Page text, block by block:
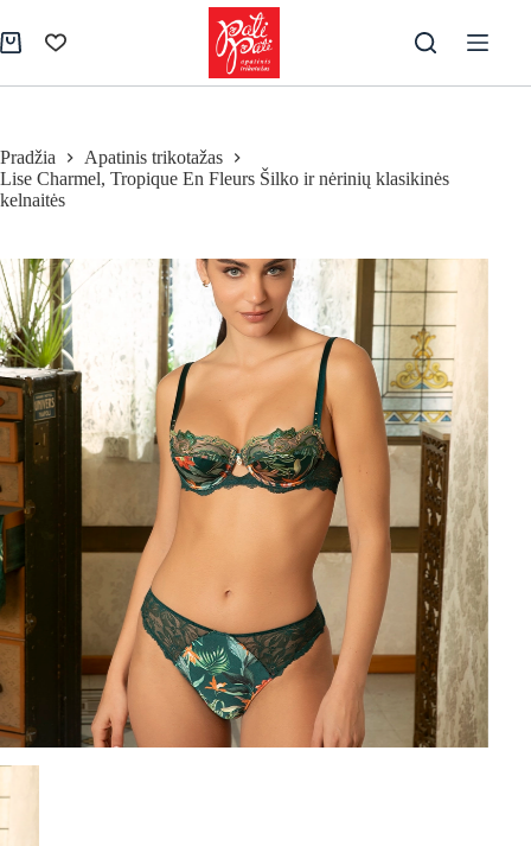
to
content
Pirkinių
Pradžia
Apatinis trikotažas
Lise Charmel, Tropique En Fleurs Šilko ir nėrinių klasikinės
kelnaitės